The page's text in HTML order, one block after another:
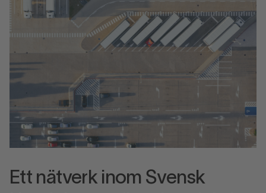
Ett nätverk inom Svensk